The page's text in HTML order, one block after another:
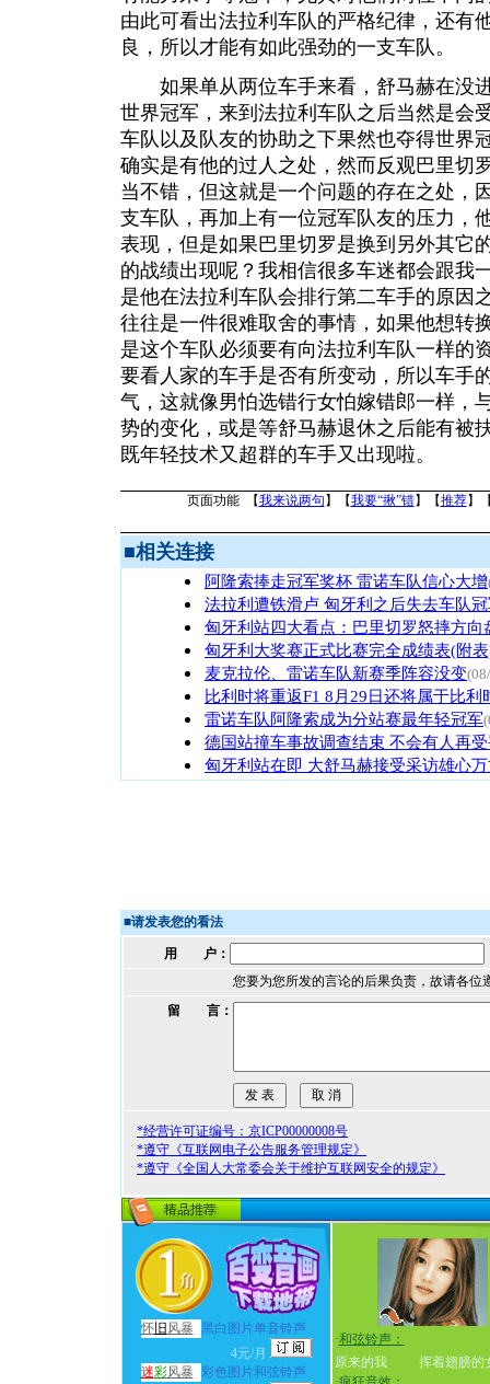
由此可看出法拉利车队的严格纪律，还有
良，所以才能有如此强劲的一支车队。
如果单从两位车手来看，舒马赫在没
世界冠军，来到法拉利车队之后当然是会
车队以及队友的协助之下果然也夺得世界
确实是有他的过人之处，然而反观巴里切
当不错，但这就是一个问题的存在之处，
支车队，再加上有一位冠军队友的压力，
表现，但是如果巴里切罗是换到另外其它
的战绩出现呢？我相信很多车迷都会跟我
是他在法拉利车队会排行第二车手的原因
往往是一件很难取舍的事情，如果他想转
是这个车队必须要有向法拉利车队一样的
要看人家的车手是否有所变动，所以车手
气，这就像男怕选错行女怕嫁错郎一样，
势的变化，或是等舒马赫退休之后能有被
既年轻技术又超群的车手又出现啦。
页面功能 【我来说两句 】【我要“揪”错】【推荐】
■相关连接
阿隆索捧走冠军奖杯 雷诺车队信心大增
法拉利遭铁滑卢 匈牙利之后失去车队
匈牙利站四大看点：巴里切罗怒摔方向
匈牙利大奖赛正式比赛完全成绩表(附
麦克拉伦、雷诺车队新赛季阵容没变
比利时将重返F1 8月29日还将属于比利
雷诺车队阿隆索成为分站赛最年轻冠军
德国站撞车事故调查结束 不会有人再
匈牙利站在即 大舒马赫接受采访雄心
■请发表您的看法
用 户：
您要为您所发的言论的后果负责，故请各位
留 言：
*经营许可证编号：京ICP00000008号
*遵守《互联网电子公告服务管理规定》
*遵守《全国人大常委会关于维护互联网安全的规定》
怀旧 风暴
黑白图片单音铃声
4元/月
迷彩风暴 彩色图片和弦铃声
·和弦铃声：
原来的我
挥着翅膀的